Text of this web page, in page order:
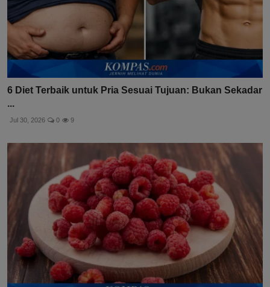
6 Diet Terbaik untuk Pria Sesuai Tujuan: Bukan Sekadar
...
Jul 30, 2026 0 9